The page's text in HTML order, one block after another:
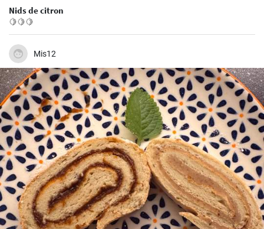
Nids de citron
🍋🍋🍋
Mis12